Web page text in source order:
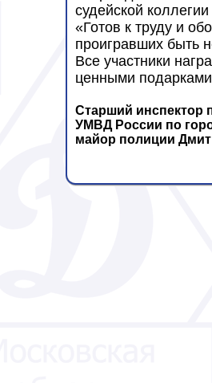
судейской
«Готов к труду и
проигравших быть
Все участники
ценными
Старший инспектор
УМВД России по
майор полиции